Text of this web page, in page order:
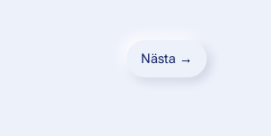
Nästa →